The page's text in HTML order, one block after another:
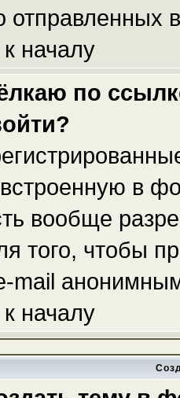
началу
по
встроенную в
вообще
того, чтобы
mail
началу